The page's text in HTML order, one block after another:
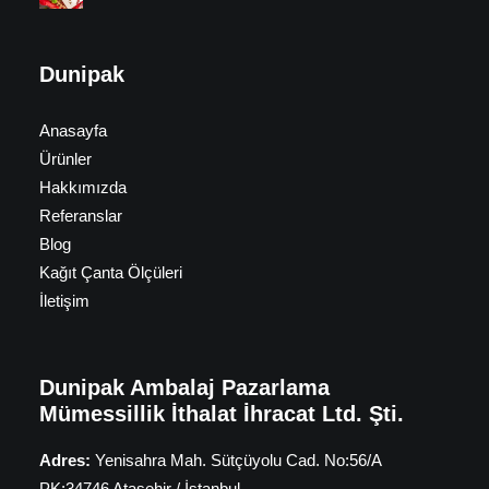
Dunipak
Anasayfa
Ürünler
Hakkımızda
Referanslar
Blog
Kağıt Çanta Ölçüleri
İletişim
Dunipak Ambalaj Pazarlama
Mümessillik İthalat İhracat Ltd. Şti.
Adres: Yenisahra Mah. Sütçüyolu Cad. No:56/A